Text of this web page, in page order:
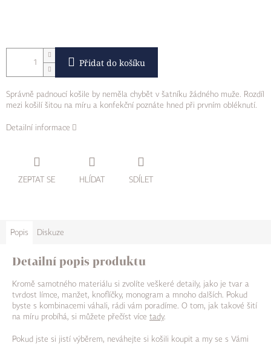
Přidat do košíku
Správně padnoucí košile by neměla chybět v šatníku žádného muže. Rozdíl
mezi košilí šitou na míru a konfekční poznáte hned při prvním obléknutí.
Detailní informace
ZEPTAT SE HLÍDAT SDÍLET
Popis Diskuze
Detailní popis produktu
Kromě samotného materiálu si zvolíte veškeré detaily, jako je tvar a
tvrdost límce, manžet, knoflíčky, monogram a mnoho dalších. Pokud
byste s kombinacemi váhali, rádi vám poradíme. O tom, jak takové šití
na míru probíhá, si můžete přečíst více tady.
Pokud jste si jistí výběrem, neváhejte si košili koupit a my se s Vámi